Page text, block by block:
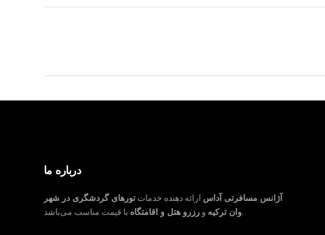
درباره ما
آژانس مسافرتی آداس ارائه دهنده خدماتتورهای گردشگری در شهر
وان ترکیه ورزرو هتل و اقامتگاه با قیمت مناسب می‌باشد.